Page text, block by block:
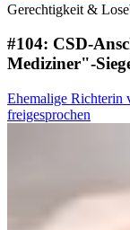
Gerechtigkeit &
#104: CSD-
Mediziner"-
Ehemalige Richterin
freigesprochen